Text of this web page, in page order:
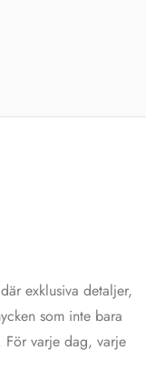
exklusiva detaljer,
som inte bara
varje dag, varje